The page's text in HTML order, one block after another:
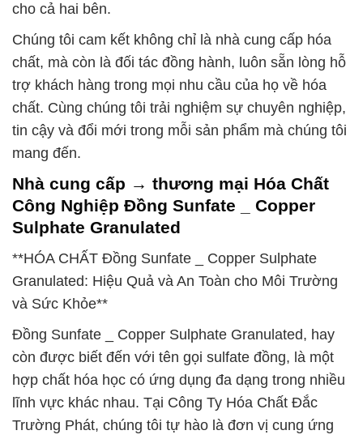
cho cả hai bên.
Chúng tôi cam kết không chỉ là nhà cung cấp hóa
chất, mà còn là đối tác đồng hành, luôn sẵn lòng hỗ
trợ khách hàng trong mọi nhu cầu của họ về hóa
chất. Cùng chúng tôi trải nghiệm sự chuyên nghiệp,
tin cậy và đổi mới trong mỗi sản phẩm mà chúng tôi
mang đến.
Nhà cung cấp → thương mại Hóa Chất
Công Nghiệp Đồng Sunfate _ Copper
Sulphate Granulated
**HÓA CHẤT Đồng Sunfate _ Copper Sulphate
Granulated: Hiệu Quả và An Toàn cho Môi Trường
và Sức Khỏe**
Đồng Sunfate _ Copper Sulphate Granulated, hay
còn được biết đến với tên gọi sulfate đồng, là một
hợp chất hóa học có ứng dụng đa dạng trong nhiều
lĩnh vực khác nhau. Tại Công Ty Hóa Chất Đắc
Trường Phát, chúng tôi tự hào là đơn vị cung ứng